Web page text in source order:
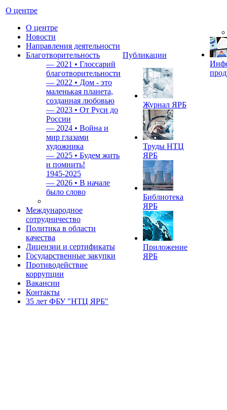
О центре
О центре
Новости
Направления деятельности
Благотворительность
— 2021 • Глоссарий
благотворительности
— 2022 • Дом - это
маленькая планета,
созданная любовью
— 2023 • От Руси до
России
— 2024 • Война и
мир глазами
художника
— 2025 • Будем жить
и помнить!
1945-2025
— 2026 • В начале
было слово
Международное
сотрудничество
Политика в области
качества
Лицензии и сертификаты
Государственные закупки
Противодействие
коррупции
Вакансии
Контакты
35 лет ФБУ "НТЦ ЯРБ"
Публикации
Журнал ЯРБ
Труды НТЦ
ЯРБ
Библиотека
ЯРБ
Приложение
ЯРБ